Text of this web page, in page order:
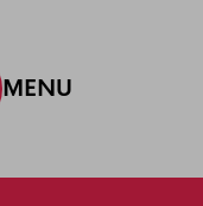
MENU